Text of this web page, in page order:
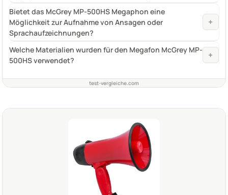
Bietet das McGrey MP-500HS Megaphon eine
Möglichkeit zur Aufnahme von Ansagen oder
Sprachaufzeichnungen?
+
Welche Materialien wurden für den Megafon McGrey MP-
500HS verwendet?
+
test-vergleiche.com